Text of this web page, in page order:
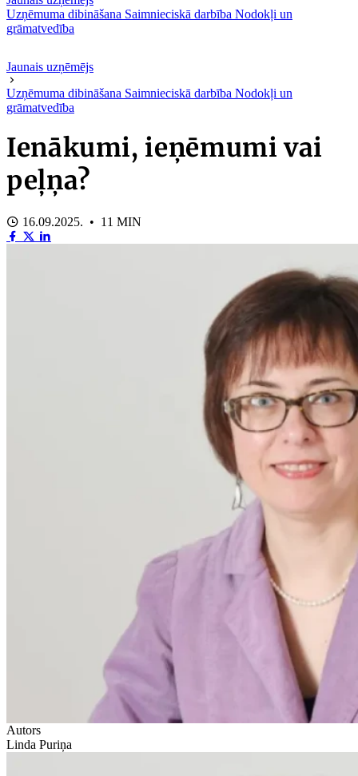
Uzņēmuma dibināšana Saimnieciskā darbība Nodokļi un
grāmatvedība
Jaunais uzņēmējs
Uzņēmuma dibināšana Saimnieciskā darbība Nodokļi un
grāmatvedība
Ienākumi, ieņēmumi vai
peļņa?
16.09.2025. • 11 MIN
Autors
Linda Puriņa